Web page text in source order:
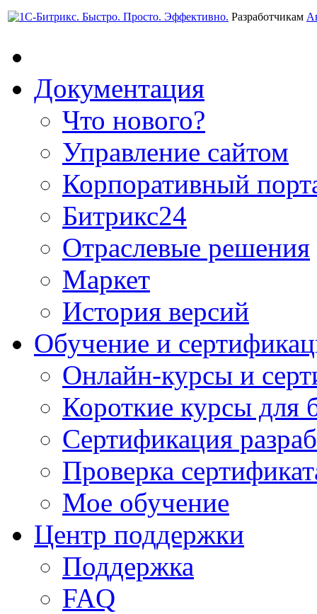
Разработчикам
Документация
Что нового?
Управление сайтом
Корпоративный
Битрикс24
Отраслевые решения
Маркет
История версий
Обучение и
Онлайн-курсы и
Короткие курсы для
Сертификация
Проверка
Мое обучение
Центр поддержки
Поддержка
FAQ